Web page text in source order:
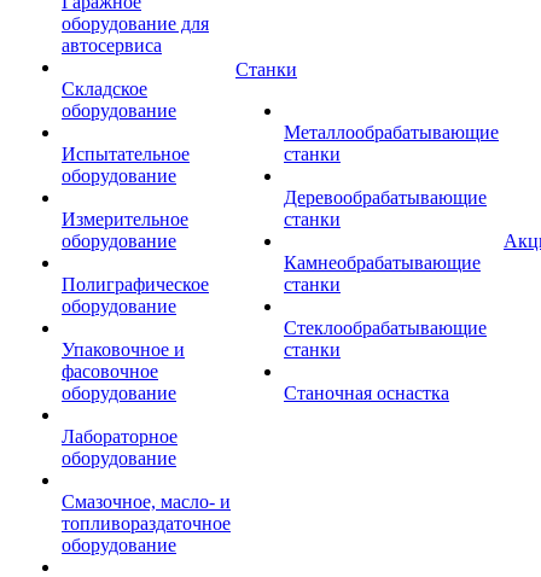
оборудование для
автосервиса
Складское
оборудование
Испытательное
оборудование
Измерительное
оборудование
Полиграфическое
оборудование
Упаковочное и
фасовочное
оборудование
Лабораторное
оборудование
Смазочное, масло- и
топливораздаточное
оборудование
Станки
Металлообрабатывающие
станки
Деревообрабатывающие
станки
Камнеобрабатывающие
станки
Стеклообрабатывающие
станки
Станочная оснастка